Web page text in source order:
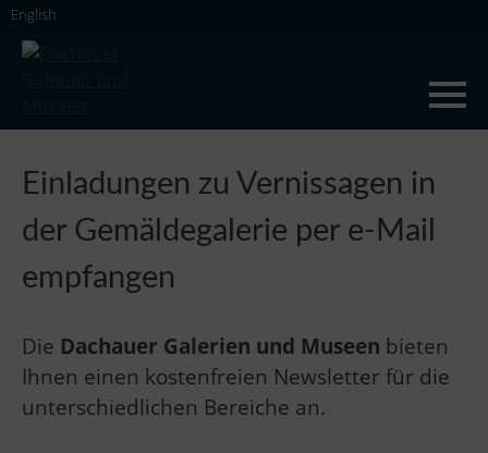
Skip
content
English
Einladungen zu Vernissagen in
der Gemäldegalerie per e-Mail
empfangen
Die Dachauer Galerien und Museen bieten
Ihnen einen kostenfreien Newsletter für die
unterschiedlichen Bereiche an.